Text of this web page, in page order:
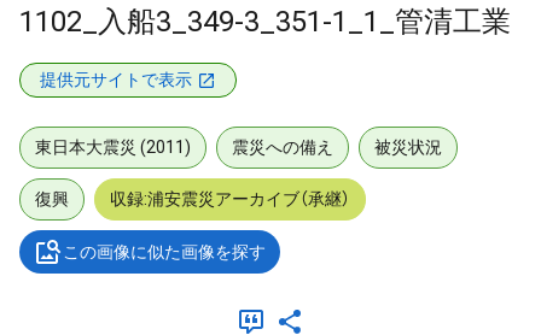
1102_入船3_349-3_351-1_1_管清工業
提供元サイトで表示
東日本大震災 (2011) 震災への備え 被災状況
復興 収録:浦安震災アーカイブ（承継）
この画像に似た画像を探す